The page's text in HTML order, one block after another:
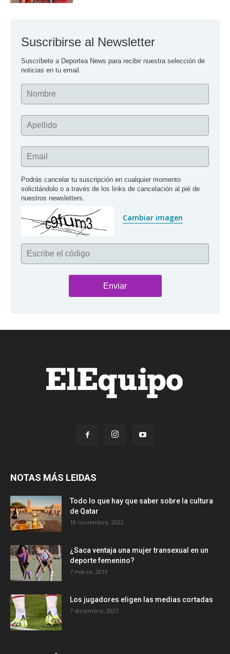
Suscribirse al Newsletter
Suscríbete a Deportea News para recibir nuestra selección de
noticias en tu email.
Nombre
Apellido
Email
Podrás cancelar tu suscripción en cualquier momento
solicitándolo o a través de los links de cancelación al pié de
nuestros newsletters.
Cambiar imagen
Escribe el código
NOTAS MÁS LEIDAS
Todo lo que hay que saber sobre la cultura
de Qatar
18 noviembre, 2022
¿Saca ventaja una mujer transexual en un
deporte femenino?
7 marzo, 2019
Los jugadores eligen las medias cortadas
7 diciembre, 2021